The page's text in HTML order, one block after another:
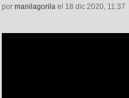
por manilagorila el 18 dic 2020, 11:37